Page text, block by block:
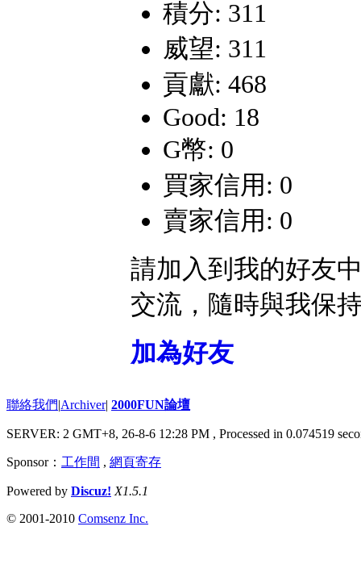
積分: 311
威望: 311
貢獻: 468
Good: 18
G幣: 0
買家信用: 0
賣家信用: 0
請加入到我的好友
交流，隨時與我保
加為好友
聯絡我們|Archiver| 2000FUN論壇
SERVER: 2 GMT+8, 26-8-6 12:28 PM , Processed in 0.074519
Sponsor： 工作間 , 網頁寄存
Powered by Discuz! X1.5.1
© 2001-2010 Comsenz Inc.